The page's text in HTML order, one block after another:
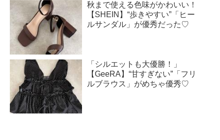
秋まで使える色味がかわいい！
【SHEIN】“歩きやすい”「ヒー
ルサンダル」が優秀だった♡
「シルエットも大優勝！」
【GeeRA】“甘すぎない”「フリ
ルブラウス」がめちゃ優秀♡